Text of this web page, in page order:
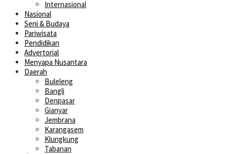
Internasional
Nasional
Seni & Budaya
Pariwisata
Pendidikan
Advertorial
Menyapa Nusantara
Daerah
Buleleng
Bangli
Denpasar
Gianyar
Jembrana
Karangasem
Klungkung
Tabanan